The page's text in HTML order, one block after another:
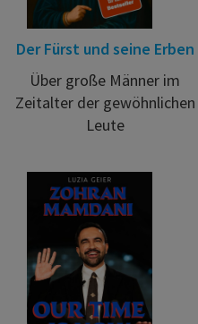
Der Fürst und seine Erben
Über große Männer im
Zeitalter der gewöhnlichen
Leute